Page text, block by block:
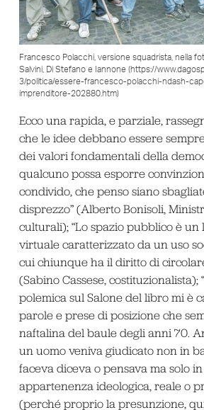
Francesco Polacchi, versione squadrista, nella
Salvini, Di Stefano e Iannone (https://
3/politica/essere-francesco-polacchi-ndash-
imprenditore-202880.htm)
Ecco una rapida, e parziale,
che le idee debbano essere
dei valori fondamentali della
qualcuno possa esporre
condivido, che penso siano
disprezzo” (Alberto Bonisoli,
culturali); “Lo spazio pubblico è un
virtuale caratterizzato da un uso
cui chiunque ha il diritto di
(Sabino Cassese, costituzionalista);
polemica sul Salone del libro mi è
parole e prese di posizione che
naftalina del baule degli anni 70.
un uomo veniva giudicato non in
faceva diceva o pensava ma solo
appartenenza ideologica, reale o
(perché proprio la presunzione,